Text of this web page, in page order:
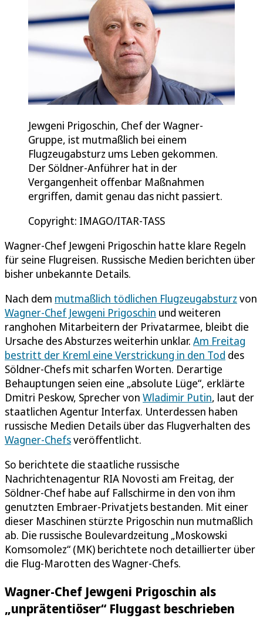
Jewgeni Prigoschin, Chef der Wagner-
Gruppe, ist mutmaßlich bei einem
Flugzeugabsturz ums Leben gekommen.
Der Söldner-Anführer hat in der
Vergangenheit offenbar Maßnahmen
ergriffen, damit genau das nicht passiert.
Copyright: IMAGO/ITAR-TASS
Wagner-Chef Jewgeni Prigoschin hatte klare Regeln
für seine Flugreisen. Russische Medien berichten über
bisher unbekannte Details.
Nach dem mutmaßlich tödlichen Flugzeugabsturz von
Wagner-Chef Jewgeni Prigoschin und weiteren
ranghohen Mitarbeitern der Privatarmee, bleibt die
Ursache des Absturzes weiterhin unklar. Am Freitag
bestritt der Kreml eine Verstrickung in den Tod des
Söldner-Chefs mit scharfen Worten. Derartige
Behauptungen seien eine „absolute Lüge“, erklärte
Dmitri Peskow, Sprecher von Wladimir Putin, laut der
staatlichen Agentur Interfax. Unterdessen haben
russische Medien Details über das Flugverhalten des
Wagner-Chefsveröffentlicht.
So berichtete die staatliche russische
Nachrichtenagentur RIA Novosti am Freitag, der
Söldner-Chef habe auf Fallschirme in den von ihm
genutzten Embraer-Privatjets bestanden. Mit einer
dieser Maschinen stürzte Prigoschin nun mutmaßlich
ab. Die russische Boulevardzeitung „Moskowski
Komsomolez“ (MK) berichtete noch detaillierter über
die Flug-Marotten des Wagner-Chefs.
Wagner-Chef Jewgeni Prigoschin als
„unprätentiöser“ Fluggast beschrieben